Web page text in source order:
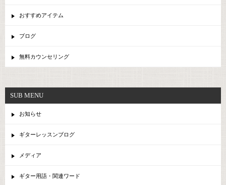
おすすめアイテム
ブログ
無料カウンセリング
SUB MENU
お知らせ
ギターレッスンブログ
メディア
ギター用語・関連ワード